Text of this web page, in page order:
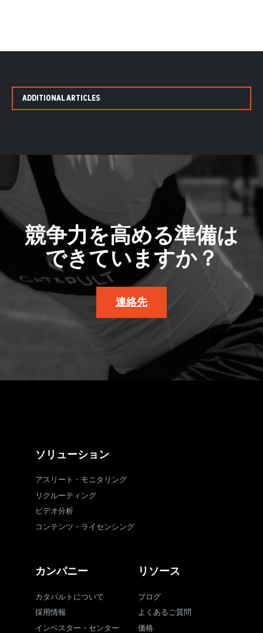
ADDITIONAL ARTICLES
競争力を高める準備は
できていますか？
連絡先
ソリューション
アスリート・モニタリング
リクルーティング
ビデオ分析
コンテンツ・ライセンシング
カンパニー
カタパルトについて
採用情報
インベスター・センター
リソース
ブログ
よくあるご質問
価格